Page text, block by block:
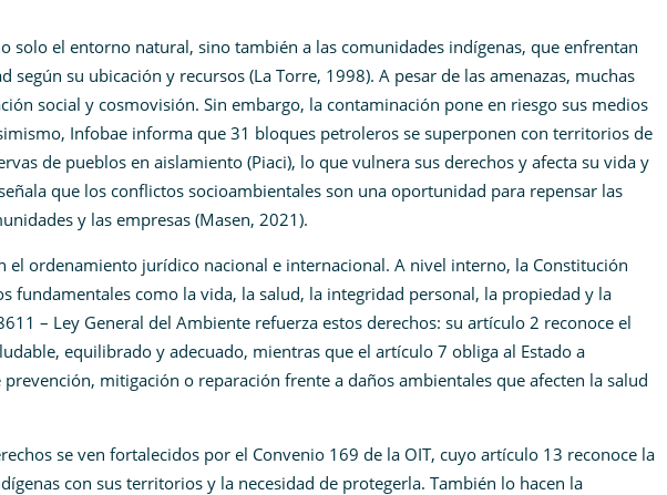
solo el entorno natural, sino también a las comunidades indígenas, que enfrentan
según su ubicación y recursos (La Torre, 1998). A pesar de las amenazas, muchas
social y cosmovisión. Sin embargo, la contaminación pone en riesgo sus medios
Infobae informa que 31 bloques petroleros se superponen con territorios de
de pueblos en aislamiento (Piaci), lo que vulnera sus derechos y afecta su vida y
que los conflictos socioambientales son una oportunidad para repensar las
y las empresas (Masen, 2021).
el ordenamiento jurídico nacional e internacional. A nivel interno, la Constitución
fundamentales como la vida, la salud, la integridad personal, la propiedad y la
– Ley General del Ambiente refuerza estos derechos: su artículo 2 reconoce el
equilibrado y adecuado, mientras que el artículo 7 obliga al Estado a
mitigación o reparación frente a daños ambientales que afecten la salud
se ven fortalecidos por el Convenio 169 de la OIT, cuyo artículo 13 reconoce la
con sus territorios y la necesidad de protegerla. También lo hacen la